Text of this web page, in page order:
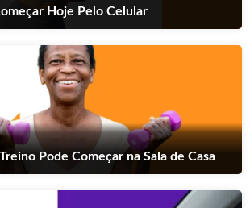
Hoje Pelo Celular
Pode Começar na Sala de Casa